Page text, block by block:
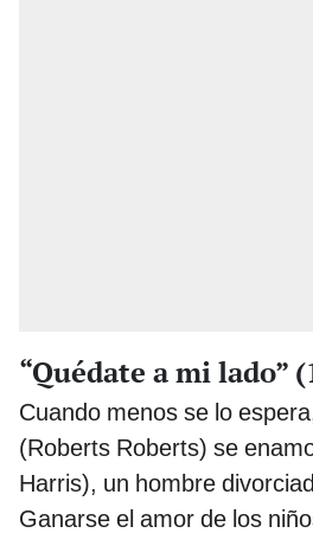
“Quédate a mi lado”
Cuando menos se lo
(Roberts Roberts) se
Harris), un hombre
Ganarse el amor de los